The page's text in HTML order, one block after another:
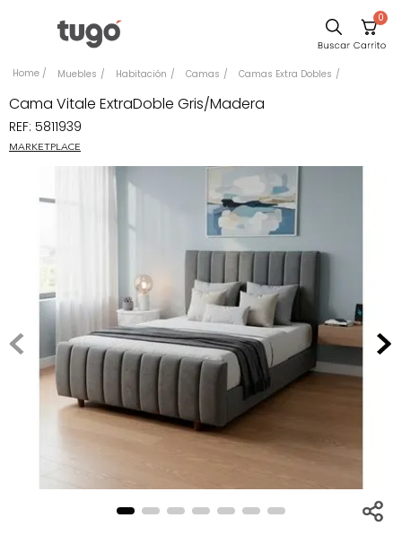
0
Muebles Habitación Camas Camas Extra Dobles
Cama Vitale ExtraDoble Gris/Madera
REF: 5811939
MARKETPLACE
Comedor
Escritorio
Mesa Centro
Mesa Noche